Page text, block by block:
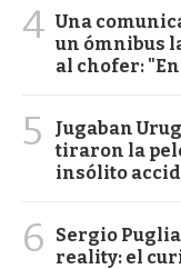
4 Una
un ómnibus
al chofer:
5
Jugaban
tiraron la
insólito
6
Sergio
reality: el